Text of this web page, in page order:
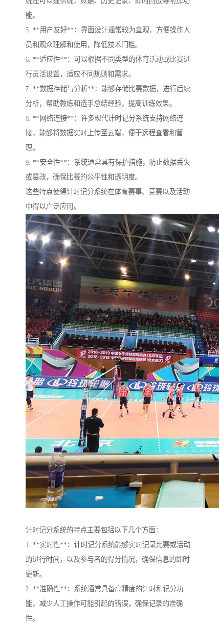
能。
5. **用户友好**：界面设计通常较为直观，方便操作人
员和观众理解和使用，降低技术门槛。
6. **适应性**：可以根据不同类型的体育活动或比赛进
行灵活设置，适应不同规则和需求。
7. **数据存储与分析**：能够存储比赛数据，进行后续
分析，帮助教练和选手总结经验，提高训练效果。
8. **网络连接**：许多现代计时记分系统支持网络连
接，能够将数据实时上传至云端，便于远程查看和管
理。
9. **安全性**：系统通常具有保护措施，防止数据丢失
或篡改，确保比赛的公平性和透明度。
这些特点使得计时记分系统在体育赛事、竞赛以及活动
中得以广泛应用。
计时记分系统的特点主要包括以下几个方面：
1. **实时性**：计时记分系统能够实时记录比赛或活动
的进行时间，以及参与者的得分情况，确保信息的即时
更新。
2. **准确性**：系统通常具备高精度的计时和记分功
能，减少人工操作可能引起的错误，确保记录的准确
性。